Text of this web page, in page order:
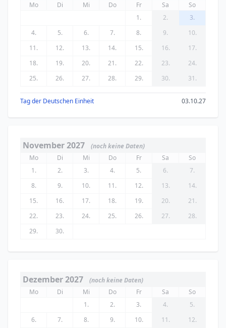
Mo
Di Mi Do Fr Sa
So
1.
2.
3.
4.
5. 6. 7. 8. 9.
10.
11.
12. 13. 14. 15. 16.
17.
18.
19. 20. 21. 22. 23.
24.
25.
26. 27. 28. 29. 30. 31.
Tag der Deutschen Einheit 03.10.27
November 2027
(noch keine Daten)
Mo
Di Mi Do Fr Sa
So
1.
2. 3. 4. 5. 6.
7.
8.
9. 10. 11. 12. 13.
14.
15.
16. 17. 18. 19. 20.
21.
22.
23. 24. 25. 26. 27.
28.
29.
30.
Dezember 2027
(noch keine Daten)
Mo
Di Mi Do Fr Sa
So
1.
2. 3. 4.
5.
6.
7. 8. 9. 10. 11.
12.